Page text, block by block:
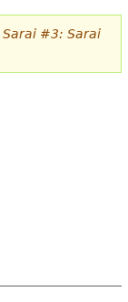
Sarai #3: Sarai